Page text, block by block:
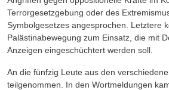
Terrorgesetzgebung oder des
Symbolgesetzes angesprochen. Letztere
Palästinabewegung zum Einsatz, die mit
Anzeigen eingeschüchtert werden soll.
An die fünfzig Leute aus den
teilgenommen. In den Wortmeldungen